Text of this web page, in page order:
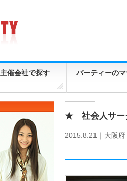
主催会社で探す パーティーの
★ 社会人サー
2015.8.21｜ 大阪府